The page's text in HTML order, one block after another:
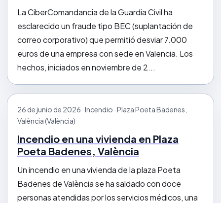
La CiberComandancia de la Guardia Civil ha
esclarecido un fraude tipo BEC (suplantación de
correo corporativo) que permitió desviar 7.000
euros de una empresa con sede en Valencia. Los
hechos, iniciados en noviembre de 2...
26 de junio de 2026 · Incendio · Plaza Poeta Badenes,
València (València)
Incendio en una vivienda en Plaza
Poeta Badenes, València
Un incendio en una vivienda de la plaza Poeta
Badenes de València se ha saldado con doce
personas atendidas por los servicios médicos, una